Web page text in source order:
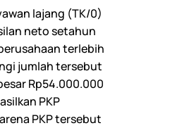
lajang (TK/0)
neto setahun
terlebih
jumlah tersebut
Rp54.000.000
PKP
PKP tersebut